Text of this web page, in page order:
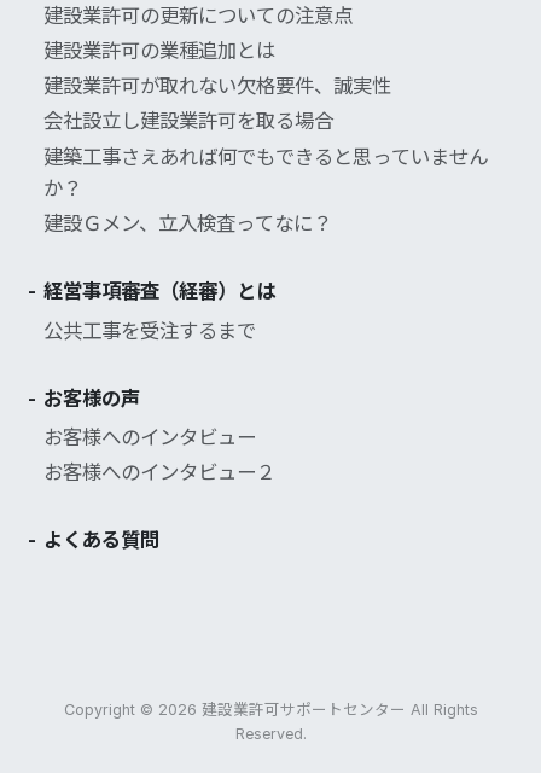
建設業許可の更新についての注意点
建設業許可の業種追加とは
建設業許可が取れない欠格要件、誠実性
会社設立し建設業許可を取る場合
建築工事さえあれば何でもできると思っていません
か？
建設Ｇメン、立入検査ってなに？
経営事項審査（経審）とは
公共工事を受注するまで
お客様の声
お客様へのインタビュー
お客様へのインタビュー２
よくある質問
Copyright © 2026 建設業許可サポートセンター All Rights
Reserved.